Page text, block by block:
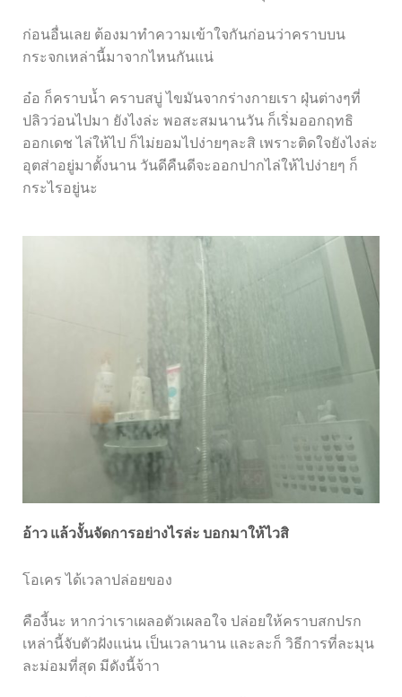
ก่อนอื่นเลย ต้องมาทำความเข้าใจกันก่อนว่าคราบบน
กระจกเหล่านี้มาจากไหนกันแน่
อ๋อ ก็คราบน้ำ คราบสบู่ ไขมันจากร่างกายเรา ฝุ่นต่างๆที่
ปลิวว่อนไปมา ยังไงล่ะ พอสะสมนานวัน ก็เริ่มออกฤทธิ
ออกเดช ไล่ให้ไป ก็ไม่ยอมไปง่ายๆละสิ เพราะติดใจยังไงล่ะ
อุตส่าอยู่มาตั้งนาน วันดีคืนดีจะออกปากไล่ให้ไปง่ายๆ ก็
กระไรอยู่นะ
อ้าว แล้วงั้นจัดการอย่างไรล่ะ บอกมาให้ไวสิ
โอเคร ได้เวลาปล่อยของ
คืองี้นะ หากว่าเราเผลอตัวเผลอใจ ปล่อยให้คราบสกปรก
เหล่านี้จับตัวฝังแน่น เป็นเวลานาน และละก็ วิธีการที่ละมุน
ละม่อมที่สุด มีดังนี้จ้าา